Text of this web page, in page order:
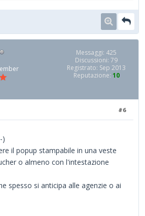
Messaggi: 425
Discussioni: 79
Registrato: Sep 2013
Reputazione: 10
#6
)
il popup stampabile in una veste
o almeno con l'intestazione
spesso si anticipa alle agenzie o ai